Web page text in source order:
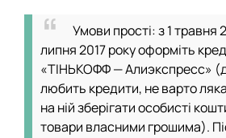
Умови прості: з 1 травня
липня 2017 року оформіть
«ТІНЬКОФФ — Алиэкспресс»
любить кредити, не варто
на ній зберігати особисті
товари власними грошима).